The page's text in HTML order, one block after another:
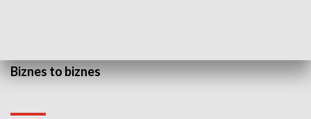
Biznes to biznes